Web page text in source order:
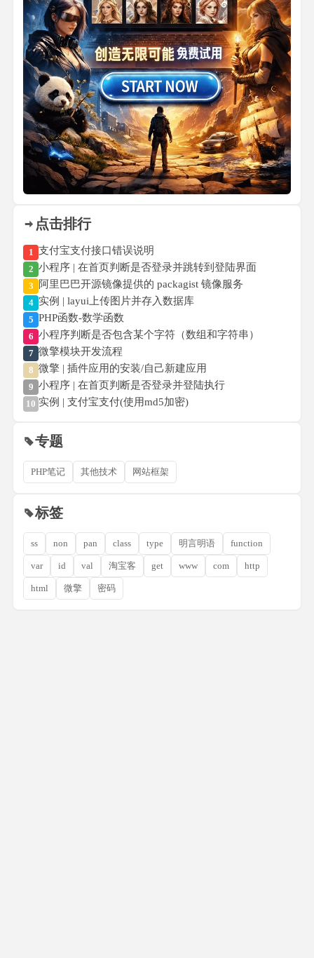
点击排行
1 支付宝支付接口错误说明
2 小程序 | 在首页判断是否登录并跳转到登陆界面
3 阿里巴巴开源镜像提供的 packagist 镜像服务
4 实例 | layui上传图片并存入数据库
5 PHP函数-数学函数
6 小程序判断是否包含某个字符（数组和字符串）
7 微擎模块开发流程
8 微擎 | 插件应用的安装/自己新建应用
9 小程序 | 在首页判断是否登录并登陆执行
10 实例 | 支付宝支付(使用md5加密)
专题
PHP笔记 其他技术 网站框架
标签
ss non pan class type 明言明语 function
var id val 淘宝客 get www com http
html 微擎 密码